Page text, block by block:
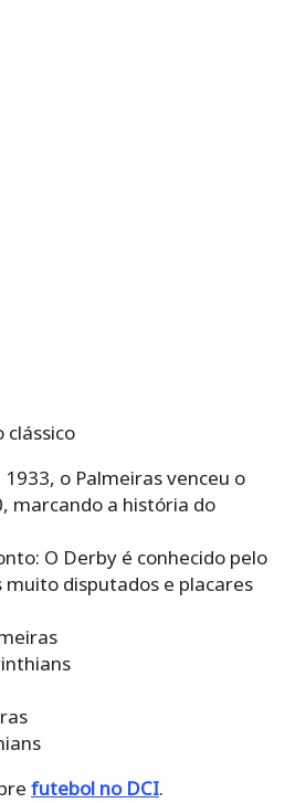
clássico
o Palmeiras venceu o
marcando a história do
O Derby é conhecido pelo
disputados e placares
futebol no DCI.